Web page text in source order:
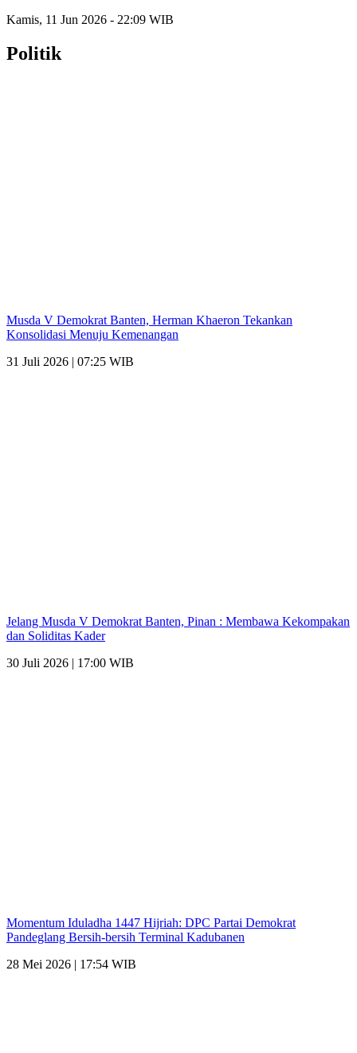
Kamis, 11 Jun 2026 - 22:09 WIB
Politik
Musda V Demokrat Banten, Herman Khaeron Tekankan
Konsolidasi Menuju Kemenangan
31 Juli 2026 | 07:25 WIB
Jelang Musda V Demokrat Banten, Pinan : Membawa Kekompakan
dan Soliditas Kader
30 Juli 2026 | 17:00 WIB
Momentum Iduladha 1447 Hijriah: DPC Partai Demokrat
Pandeglang Bersih-bersih Terminal Kadubanen
28 Mei 2026 | 17:54 WIB